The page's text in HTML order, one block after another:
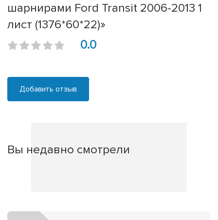
шарнирами Ford Transit 2006-2013 1
лист (1376*60*22)»
0.0
Добавить отзыв
Вы недавно смотрели